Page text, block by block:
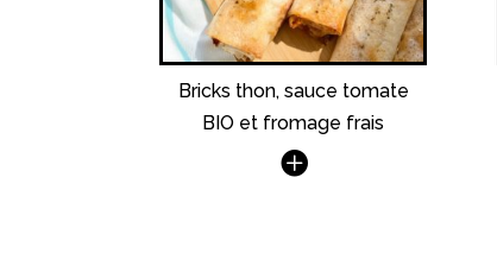
Bricks thon, sauce tomate
BIO et fromage frais